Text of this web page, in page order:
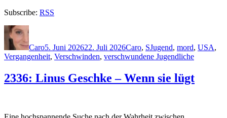
Subscribe: RSS
Autor
Caro5. Juni 202622. Juli 2026Caro, SJugend, mord, USA,
Vergangenheit, Verschwinden, verschwundene Jugendliche
2336: Linus Geschke – Wenn sie lügt